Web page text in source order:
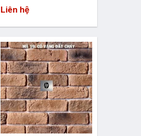
Liên hệ